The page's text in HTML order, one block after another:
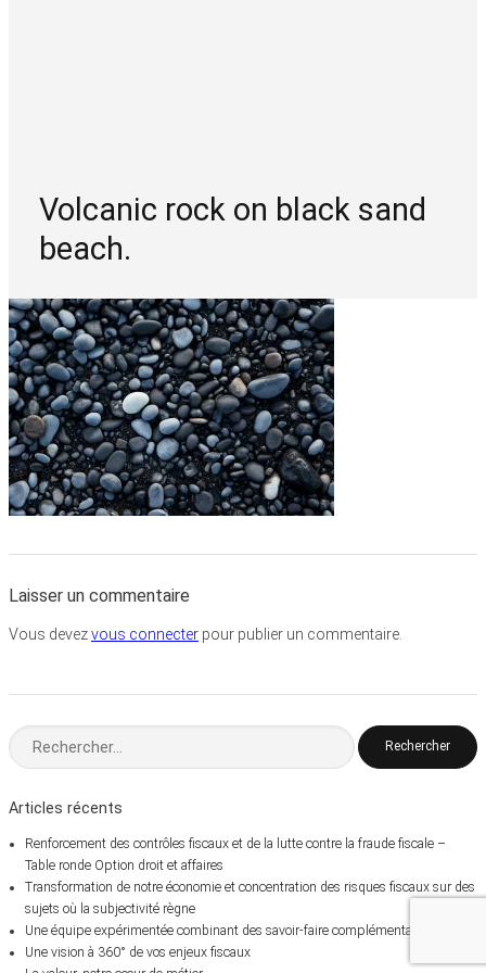
Volcanic rock on black sand
beach.
Laisser un commentaire
Vous devezvous connecter pour publier un commentaire.
Rechercher :
Articles récents
Renforcement des contrôles fiscaux et de la lutte contre la fraude fiscale –
Table ronde Option droit et affaires
Transformation de notre économie et concentration des risques fiscaux sur des
sujets où la subjectivité règne
Une équipe expérimentée combinant des savoir-faire complémentaires
Une vision à 360° de vos enjeux fiscaux